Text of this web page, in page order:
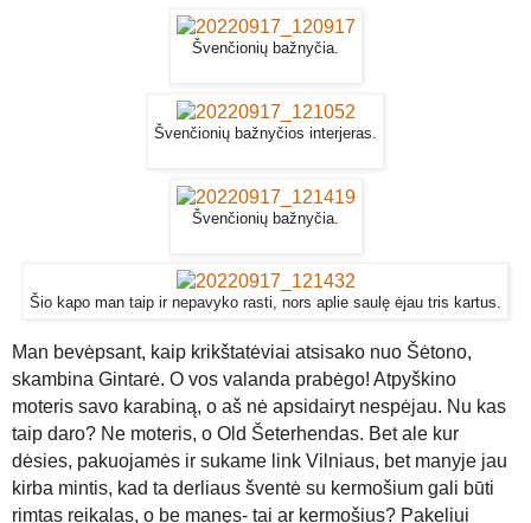
Švenčionių bažnyčia.
Švenčionių bažnyčios interjeras.
Švenčionių bažnyčia.
Šio kapo man taip ir nepavyko rasti, nors aplie saulę ėjau tris kartus.
Man bevėpsant, kaip krikštatėviai atsisako nuo Šėtono,
skambina Gintarė. O vos valanda prabėgo! Atpyškino
moteris savo karabiną, o aš nė apsidairyt nespėjau. Nu kas
taip daro? Ne moteris, o Old Šeterhendas. Bet ale kur
dėsies, pakuojamės ir sukame link Vilniaus, bet manyje jau
kirba mintis, kad ta derliaus šventė su kermošium gali būti
rimtas reikalas, o be manęs- tai ar kermošius? Pakeliui